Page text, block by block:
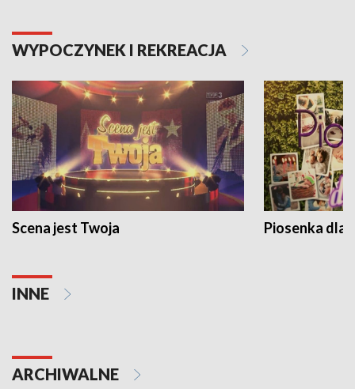
WYPOCZYNEK I REKREACJA
Scena jest Twoja Piosenka dla
INNE
ARCHIWALNE